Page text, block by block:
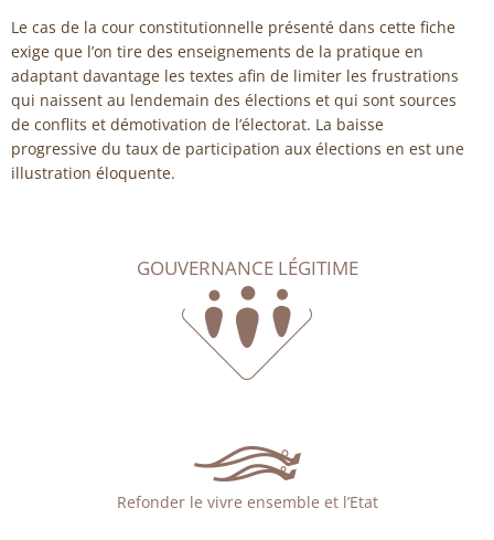
Le cas de la cour constitutionnelle présenté dans cette fiche
exige que l’on tire des enseignements de la pratique en
adaptant davantage les textes afin de limiter les frustrations
qui naissent au lendemain des élections et qui sont sources
de conflits et démotivation de l’électorat. La baisse
progressive du taux de participation aux élections en est une
illustration éloquente.
GOUVERNANCE LÉGITIME
Refonder le vivre ensemble et l’Etat